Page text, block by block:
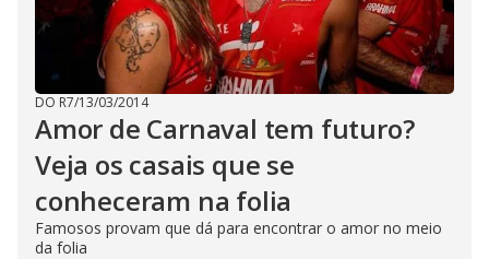
DO R7/13/03/2014
Amor de Carnaval tem futuro?
Veja os casais que se
conheceram na folia
Famosos provam que dá para encontrar o amor no meio
da folia